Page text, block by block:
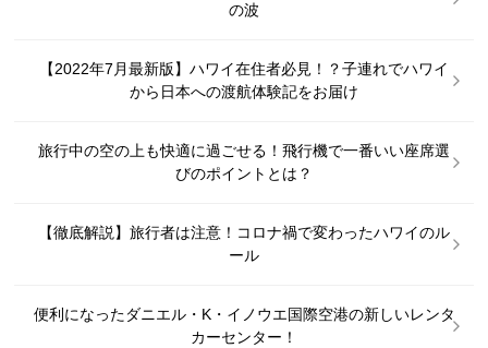
の波
【2022年7月最新版】ハワイ在住者必見！？子連れでハワイ
から日本への渡航体験記をお届け
旅行中の空の上も快適に過ごせる！飛行機で一番いい座席選
びのポイントとは？
【徹底解説】旅行者は注意！コロナ禍で変わったハワイのル
ール
便利になったダニエル・K・イノウエ国際空港の新しいレンタ
カーセンター！